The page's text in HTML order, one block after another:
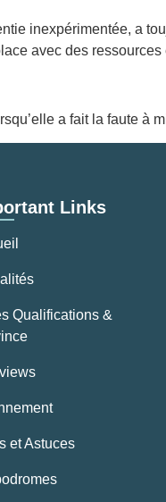
inexpérimentée, a
avec des ressources
a fait la faute à
Links
Qualifications &
et Astuces